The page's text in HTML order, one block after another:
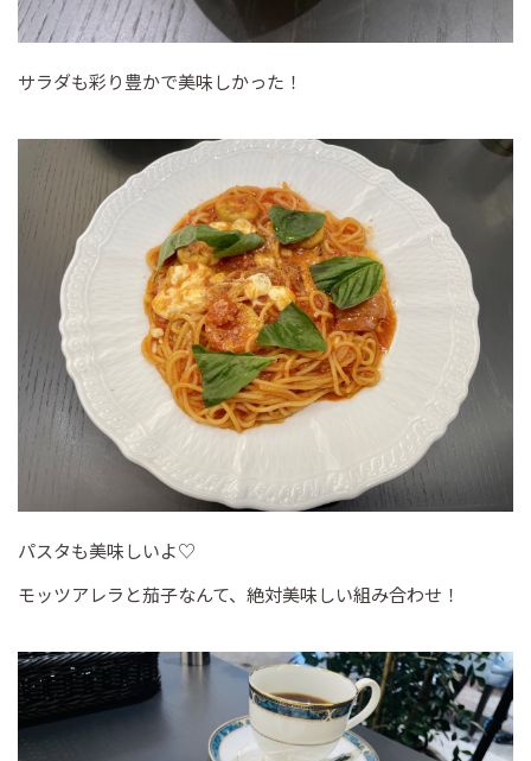
サラダも彩り豊かで美味しかった！
パスタも美味しいよ♡
モッツアレラと茄子なんて、絶対美味しい組み合わせ！